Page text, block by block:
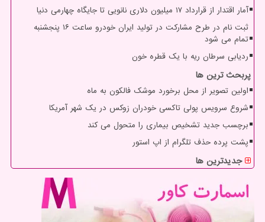
آمار اقتدار از قرارداد ۱۷ میلیون دلاری نانویی تا جایگاه چهارمی دنیا
ثبت نام در طرح مشارکت در تولید ایران خودرو ساعت ۱۶ پنجشنبه
تمام می شود
ردیابی سرطان ریه با یک قطره خون
پربحث ترین ها
اولین تصویر از محل برخورد موشک فالکون به ماه
شروع سرویس پولی تاکسی خودران زوکس در یک شهر آمریکا
برچسب جدید تشخیص بیماری را متحول می کند
پشت پرده حذف تلگرام از اپ استور
جدیدترین ها